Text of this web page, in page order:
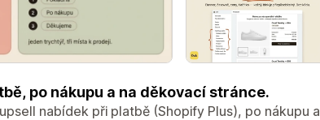
po nákupu a na děkovací stránce.
nabídek při platbě (Shopify Plus), po nákupu a